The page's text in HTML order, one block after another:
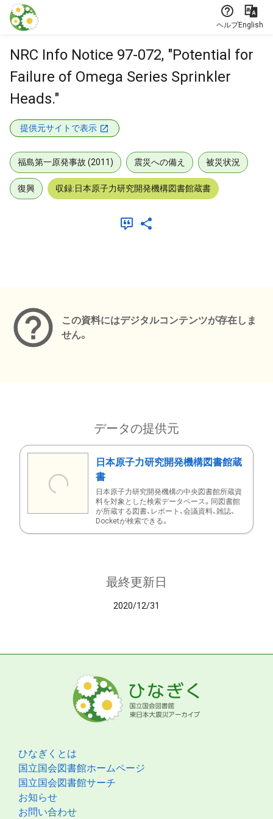
本文に飛ぶ
ヘルプEnglish
NRC Info Notice 97-072, "Potential for
Failure of Omega Series Sprinkler
Heads."
提供元サイトで表示
福島第一原発事故 (2011) 震災への備え 被災状況
復興 収録:日本原子力研究開発機構図書館蔵書
この資料にはデジタルコンテンツが存在しま
せん。
データの提供元
日本原子力研究開発機構図書館蔵
書
日本原子力研究開発機構の中央図書館所蔵資
料を対象とした検索データベース。同図書館
が所蔵する図書、レポート、会議資料、雑誌、
Docketが検索できる。
最終更新日
2020/12/31
ひなぎくとは
国立国会図書館ホームページ
国立国会図書館サーチ
お知らせ
お問い合わせ